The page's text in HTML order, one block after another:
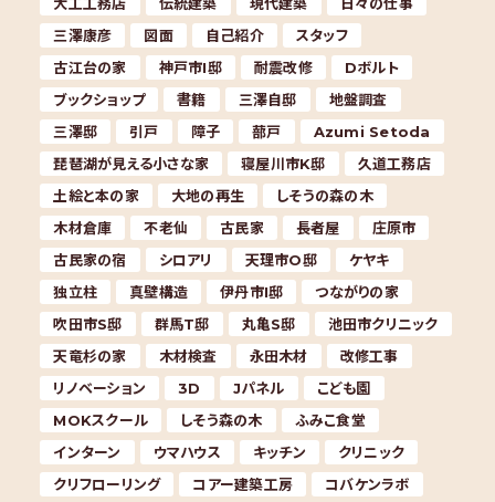
三澤康彦
図面 自己紹介
スタッフ
古江台の家
神戸市I邸 耐震改修
Dボルト
ブックショップ
書籍 三澤自邸
地盤調査
三澤邸
引戸 障子 蔀戸
Azumi Setoda
琵琶湖が見える小さな家
寝屋川市K邸
久道工務店
土絵と本の家
大地の再生
しそうの森の木
木材倉庫
不老仙 古民家 長者屋
庄原市
古民家の宿
シロアリ 天理市O邸
ケヤキ
独立柱
真壁構造 伊丹市I邸
つながりの家
吹田市S邸
群馬T邸 丸亀S邸
池田市クリニック
天竜杉の家
木材検査 永田木材
改修工事
リノベーション
3D Jパネル
こども園
MOKスクール
しそう森の木
ふみこ食堂
インターン
ウマハウス キッチン
クリニック
クリフローリング
コアー建築工房
コバケンラボ